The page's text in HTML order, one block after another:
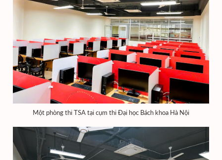
Một phòng thi TSA tại cụm thi Đại học Bách khoa Hà Nội